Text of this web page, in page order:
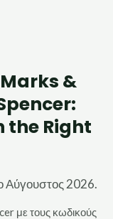
Marks &
the Right
Αύγουστος 2026.
με τους κωδικούς